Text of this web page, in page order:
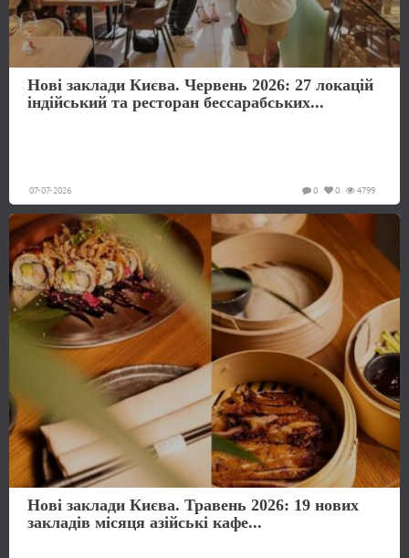
Нові заклади Києва. Червень 2026: 27 локацій
індійський та ресторан бессарабських...
07-07-2026 4799
0
0
Нові заклади Києва. Травень 2026: 19 нових
закладів місяця азійські кафе...